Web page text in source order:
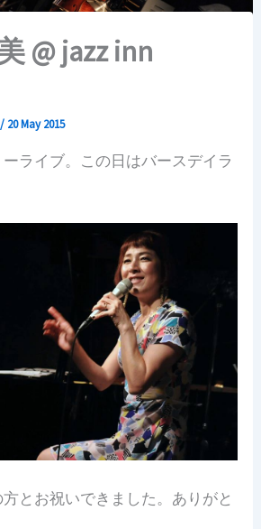
@ jazz inn
/ 20 May 2015
ライブ。この日はバースデイラ
とお祝いできました。ありがと